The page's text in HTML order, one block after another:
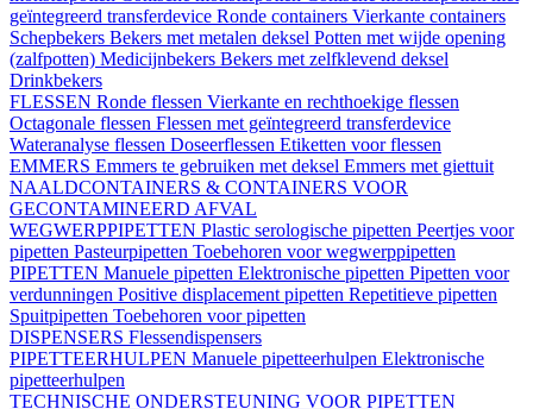
geïntegreerd transferdevice Ronde containers Vierkante containers
Schepbekers Bekers met metalen deksel Potten met wijde opening
(zalfpotten) Medicijnbekers Bekers met zelfklevend deksel
Drinkbekers
FLESSEN Ronde flessen Vierkante en rechthoekige flessen
Octagonale flessen Flessen met geïntegreerd transferdevice
Wateranalyse flessen Doseerflessen Etiketten voor flessen
EMMERS Emmers te gebruiken met deksel Emmers met giettuit
NAALDCONTAINERS & CONTAINERS VOOR
GECONTAMINEERD AFVAL
WEGWERPPIPETTEN Plastic serologische pipetten Peertjes voor
pipetten Pasteurpipetten Toebehoren voor wegwerppipetten
PIPETTEN Manuele pipetten Elektronische pipetten Pipetten voor
verdunningen Positive displacement pipetten Repetitieve pipetten
Spuitpipetten Toebehoren voor pipetten
DISPENSERS Flessendispensers
PIPETTEERHULPEN Manuele pipetteerhulpen Elektronische
pipetteerhulpen
TECHNISCHE ONDERSTEUNING VOOR PIPETTEN